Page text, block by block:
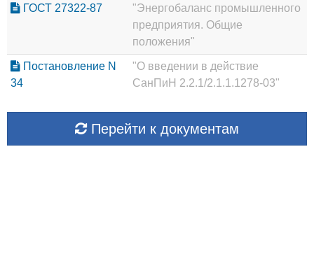
ГОСТ 27322-87
"Энергобаланс промышленного
предприятия. Общие
положения"
Постановление N
34
"О введении в действие
СанПиН 2.2.1/2.1.1.1278-03"
Перейти к документам